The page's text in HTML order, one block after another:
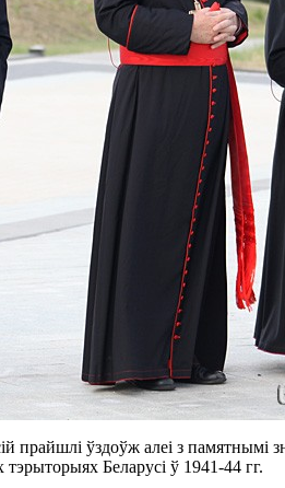
прайшлі ўздоўж алеі з памятнымі
Беларусі ў 1941-44 гг.